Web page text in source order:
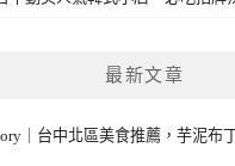
最新文章
｜台中北區美食推薦，芋泥布